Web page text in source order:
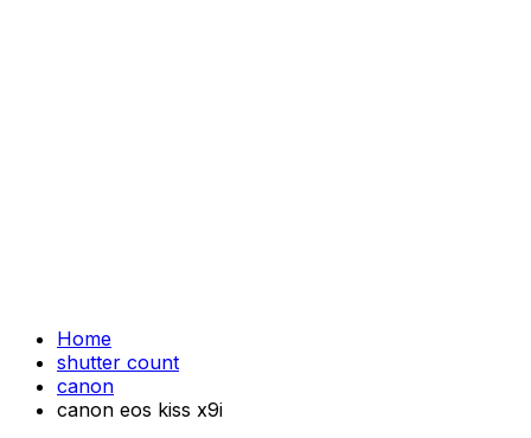
Home
shutter count
canon
canon eos kiss x9i